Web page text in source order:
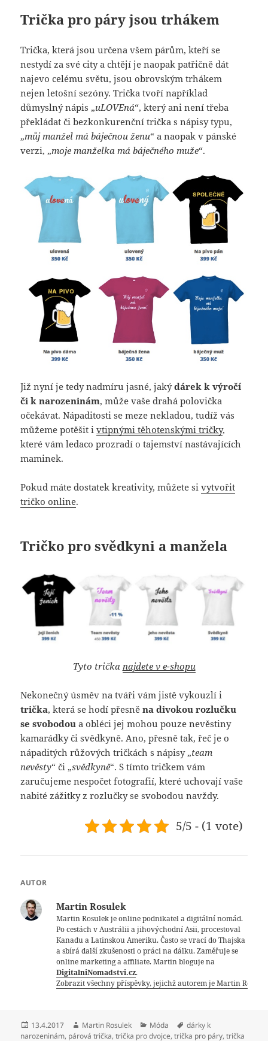
Trička pro páry jsou trhákem
Trička, která jsou určena všem párům, kteří se
nestydí za své city a chtějí je naopak patřičně dát
najevo celému světu, jsou obrovským trhákem
nejen letošní sezóny. Trička tvoří například
důmyslný nápis „uLOVEná“, který ani není třeba
překládat či bezkonkurenční trička s nápisy typu,
„můj manžel má báječnou ženu“ a naopak v pánské
verzi, „moje manželka má báječného muže“.
Již nyní je tedy nadmíru jasné, jakýdárek k výročí
či k narozeninám, může vaše drahá polovička
očekávat. Nápaditosti se meze nekladou, tudíž vás
můžeme potěšit ivtipnými těhotenskými tričky,
které vám ledaco prozradí o tajemství nastávajících
maminek.
Pokud máte dostatek kreativity, můžete sivytvořit
tričko online.
Tričko pro svědkyni a manžela
Tyto trička najdete v e-shopu
Nekonečný úsměv na tváři vám jistě vykouzlí i
trička, která se hodí přesněna divokou rozlučku
se svobodou a obléci jej mohou pouze nevěstiny
kamarádky či svědkyně. Ano, přesně tak, řeč je o
nápaditých růžových tričkách s nápisy „team
nevěsty“ či „svědkyně“. S tímto tričkem vám
zaručujeme nespočet fotografií, které uchovají vaše
nabité zážitky z rozlučky se svobodou navždy.
5/5 - (1 vote)
AUTOR
Martin Rosulek
Martin Rosulek je online podnikatel a digitální nomád.
Po cestách v Austrálii a jihovýchodní Asii, procestoval
Kanadu a Latinskou Ameriku. Často se vrací do Thajska
a sbírá další zkušenosti o práci na dálku. Zaměřuje se
online marketing a affiliate. Martin bloguje na
DigitalniNomadstvi.cz.
Zobrazit všechny příspěvky, jejichž autorem je Martin
Publikováno:
13.4.2017 Autor:
Martin Rosulek Rubriky:
Móda Štítky:
dárky k
narozeninám, párová trička,trička pro dvojce,trička pro páry,trička